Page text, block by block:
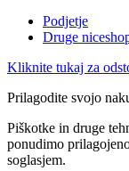
Podjetje
Druge
Kliknite tukaj za
Prilagodite svojo
Piškotke in druge
ponudimo
soglasjem.